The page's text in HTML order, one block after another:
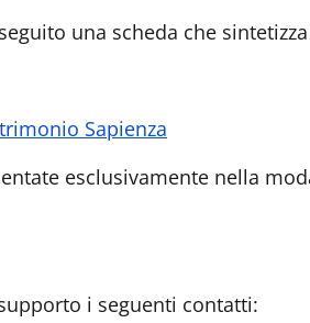
una scheda che
Sapienza
esclusivamente nella
i seguenti contatti: